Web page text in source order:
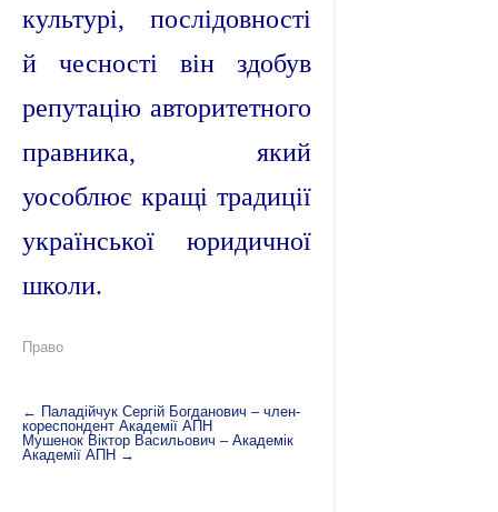
культурі, послідовності
й чесності він здобув
репутацію авторитетного
правника, який
уособлює кращі традиції
української юридичної
школи.
Право
← Паладійчук Сергій Богданович – член-
кореспондент Академії АПН
Мушенок Віктор Васильович – Академік
Академії АПН →